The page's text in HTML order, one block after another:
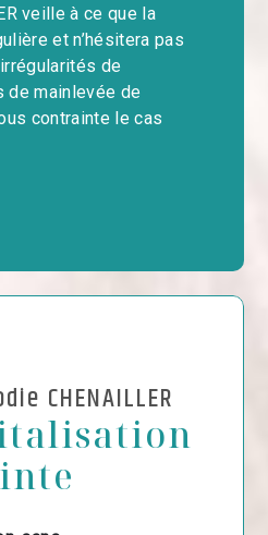
veille à ce que la
et n’hésitera pas
de
de mainlevée de
contrainte le cas
CHENAILLER